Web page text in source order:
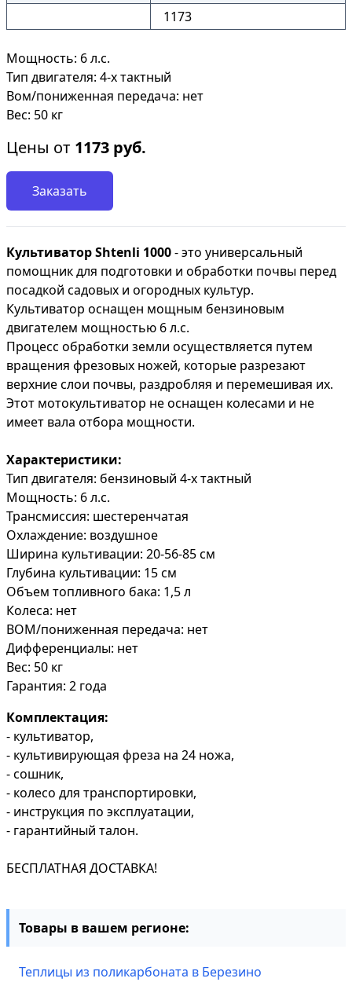
1173
Мощность: 6 л.с.
Тип двигателя: 4-х тактный
Вом/пониженная передача: нет
Вес: 50 кг
Цены от 1173 руб.
Заказать
Культиватор Shtenli 1000- это универсальный
помощник для подготовки и обработки почвы перед
посадкой садовых и огородных культур.
Культиватор оснащен мощным бензиновым
двигателем мощностью 6 л.с.
Процесс обработки земли осуществляется путем
вращения фрезовых ножей, которые разрезают
верхние слои почвы, раздробляя и перемешивая их.
Этот мотокультиватор не оснащен колесами и не
имеет вала отбора мощности.
Характеристики:
Тип двигателя: бензиновый 4-х тактный
Мощность: 6 л.с.
Трансмиссия: шестеренчатая
Охлаждение: воздушное
Ширина культивации: 20-56-85 см
Глубина культивации: 15 см
Объем топливного бака: 1,5 л
Колеса: нет
ВОМ/пониженная передача: нет
Дифференциалы: нет
Вес: 50 кг
Гарантия: 2 года
Комплектация:
- культиватор,
- культивирующая фреза на 24 ножа,
- сошник,
- колесо для транспортировки,
- инструкция по эксплуатации,
- гарантийный талон.
БЕСПЛАТНАЯ ДОСТАВКА!
Товары в вашем регионе:
Теплицы из поликарбоната в Березино